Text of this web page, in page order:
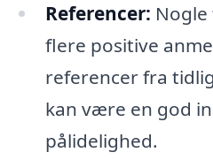
Referencer:
flere positive
referencer fra
kan være en god
pålidelighed.